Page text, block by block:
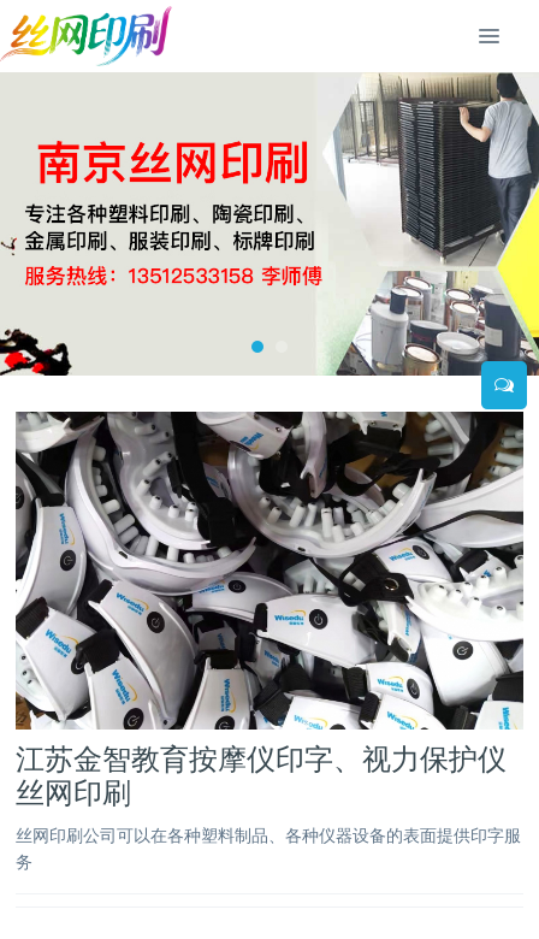
江苏金智教育按摩仪印字、视力保护仪
丝网印刷
丝网印刷公司可以在各种塑料制品、各种仪器设备的表面提供印字服
务